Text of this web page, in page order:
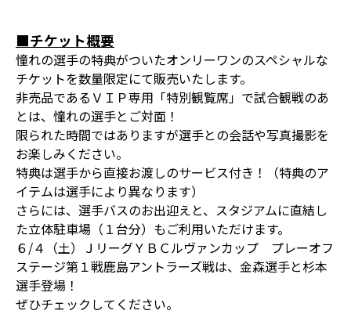
■チケット概要
憧れの選手の特典がついたオンリーワンのスペシャルな
チケットを数量限定にて販売いたします。
非売品であるＶＩＰ専用「特別観覧席」で試合観戦のあ
とは、憧れの選手とご対面！
限られた時間ではありますが選手との会話や写真撮影を
お楽しみください。
特典は選手から直接お渡しのサービス付き！（特典のア
イテムは選手により異なります）
さらには、選手バスのお出迎えと、スタジアムに直結し
た立体駐車場（１台分）もご利用いただけます。
６/４（土）ＪリーグＹＢＣルヴァンカップ プレーオフ
ステージ第１戦鹿島アントラーズ戦は、金森選手と杉本
選手登場！
ぜひチェックしてください。